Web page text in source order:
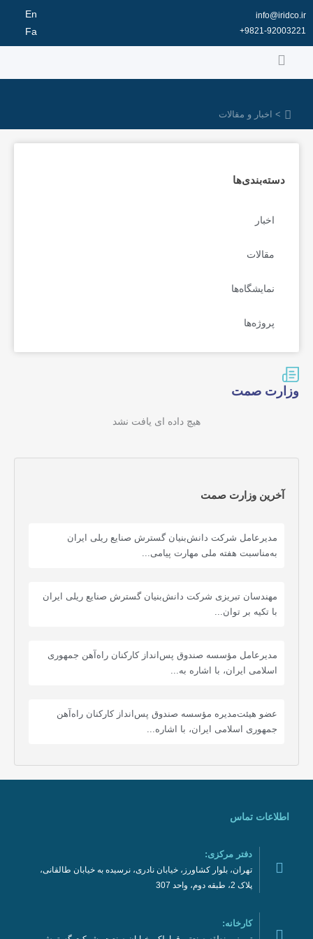
info@iridco.ir
9821-92003221+
En
Fa
> اخبار و مقالات
دسته‌بندی‌ها
اخبار
مقالات
نمایشگاه‌ها
پروژه‌ها
آخرین وزارت صمت
مدیرعامل شرکت دانش‌بنیان گسترش صنایع ریلی ایران
به‌مناسبت هفته ملی مهارت پیامی...
مهندسان تبریزی شرکت دانش‌بنیان گسترش صنایع ریلی ایران
با تکیه بر توان...
مدیرعامل مؤسسه صندوق پس‌انداز کارکنان راه‌آهن جمهوری
اسلامی ایران، با اشاره به...
عضو هیئت‌مدیره مؤسسه صندوق پس‌انداز کارکنان راه‌آهن
جمهوری اسلامی ایران، با اشاره...
وزارت صمت
هیچ داده ای یافت نشد
اطلاعات تماس
دفتر مرکزی:
تهران، بلوار کشاورز، خیابان نادری، نرسیده به خیابان طالقانی،
پلاک 2، طبقه دوم، واحد 307
کارخانه: